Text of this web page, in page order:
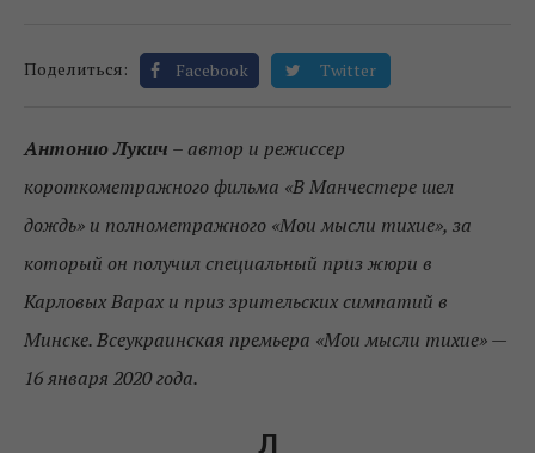
Поделиться: Facebook Twitter
Антонио Лукич – автор и режиссер
короткометражного фильма «В Манчестере шел
дождь» и полнометражного «Мои мысли тихие», за
который он получил специальный приз жюри в
Карловых Варах и приз зрительских симпатий в
Минске. Всеукраинская премьера «Мои мысли тихие» —
16 января 2020 года.
Л